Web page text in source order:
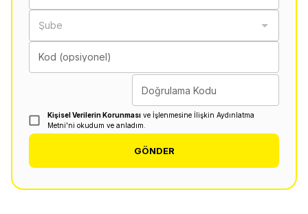
Şube
Kod (opsiyonel)
Doğrulama Kodu
Kişisel Verilerin Korunması ve İşlenmesine İlişkin Aydınlatma
Metni'ni okudum ve anladım.
GÖNDER